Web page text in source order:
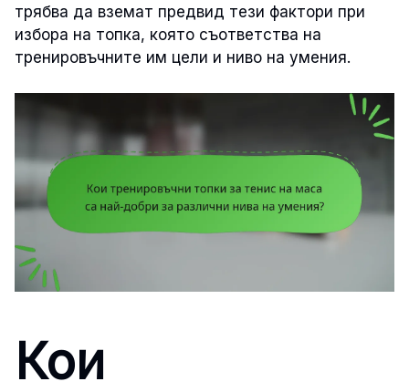
трябва да вземат предвид тези фактори при
избора на топка, която съответства на
тренировъчните им цели и ниво на умения.
Кои